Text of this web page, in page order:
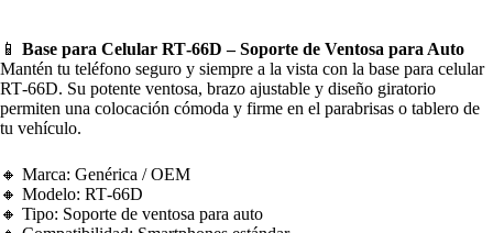
📱 Base para Celular RT‑66D – Soporte de Ventosa para Auto
Mantén tu teléfono seguro y siempre a la vista con la base para celular
RT‑66D. Su potente ventosa, brazo ajustable y diseño giratorio
permiten una colocación cómoda y firme en el parabrisas o tablero de
tu vehículo.
🔸 Marca: Genérica / OEM
🔸 Modelo: RT‑66D
🔸 Tipo: Soporte de ventosa para auto